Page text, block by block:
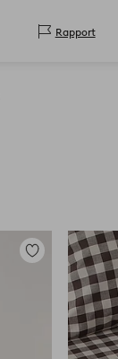
Rapport
Tilføj
favoritter